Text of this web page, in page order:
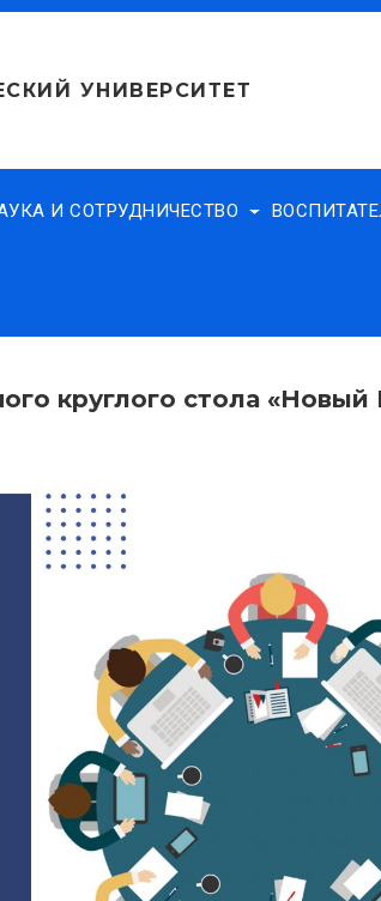
УНИВЕРСИТЕТ
И СОТРУДНИЧЕСТВО
круглого стола «Новый